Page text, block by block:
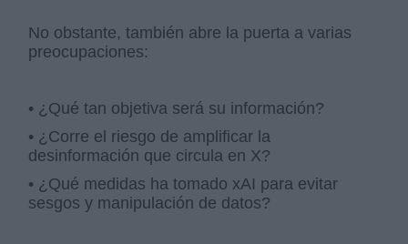
No obstante, también abre la puerta a varias
preocupaciones:
• ¿Qué tan objetiva será su información?
• ¿Corre el riesgo de amplificar la
desinformación que circula en X?
• ¿Qué medidas ha tomado xAI para evitar
sesgos y manipulación de datos?